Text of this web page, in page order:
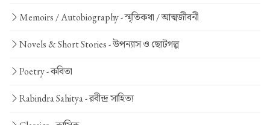
Memoirs / Autobiography -স্মৃতিকথা / আত্মজীবনী
Novels & Short Stories -উপন্যাস ও ছোটগল্প
Poetry -কবিতা
Rabindra Sahitya -রবীন্দ্র সাহিত্য